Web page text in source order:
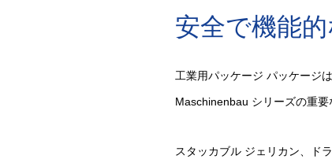
安全で機能
工業用パッケージ パッケージ
Maschinenbau シリーズの重要
スタッカブル ジェリカン、ド